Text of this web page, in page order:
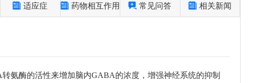
适应症 药物相互作用 常见问答 相关新闻
氨酶的活性来增加脑内GABA的浓度，增强神经系统的抑制